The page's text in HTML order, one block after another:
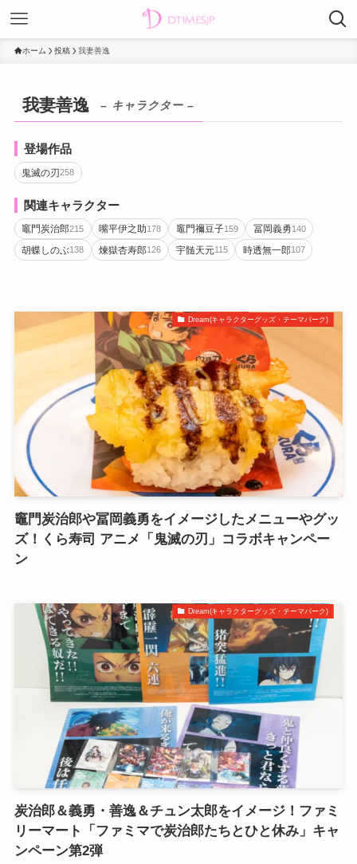
ホーム 投稿 我妻善逸
我妻善逸 – キャラクター –
登場作品
鬼滅の刃258
関連キャラクター
竈門炭治郎215 嘴平伊之助178 竈門禰豆子159 冨岡義勇140
胡蝶しのぶ138 煉獄杏寿郎126 宇髄天元115 時透無一郎107
Dream(キャラクターグッズ・テーマパーク)
竈門炭治郎や冨岡義勇をイメージしたメニューやグッ
ズ！くら寿司 アニメ「鬼滅の刃」コラボキャンペー
ン
Dream(キャラクターグッズ・テーマパーク)
炭治郎＆義勇・善逸＆チュン太郎をイメージ！ファミ
リーマート「ファミマで炭治郎たちとひと休み」キャ
ンペーン第2弾